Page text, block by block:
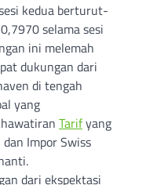
kedua berturut-
selama sesi
ini melemah
dukungan dari
di tengah
yang
Tarifyang
Impor Swiss
dari ekspektasi